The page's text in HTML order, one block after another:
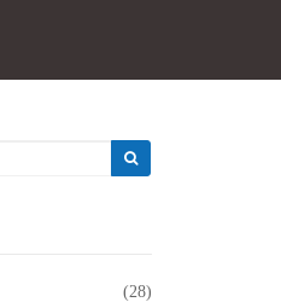
(28)